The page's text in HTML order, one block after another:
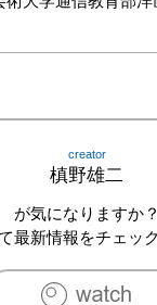
creator
槙野雄二
が気になりますか？
最新情報をチェッ